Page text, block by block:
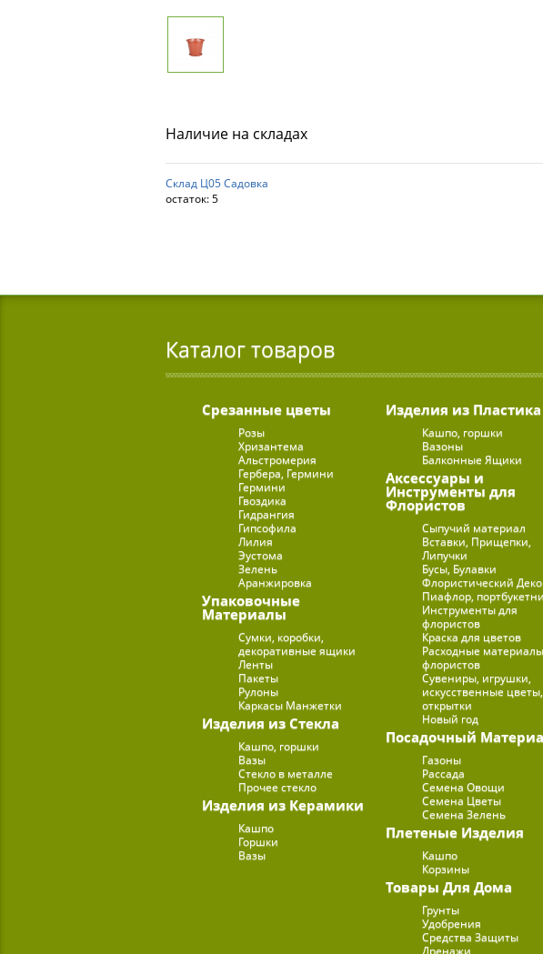
Наличие на складах
Склад Ц05 Садовка
остаток:5
Каталог товаров
Срезанные цветы
Розы
Хризантема
Альстромерия
Гербера, Гермини
Гермини
Гвоздика
Гидрангия
Гипсофила
Лилия
Эустома
Зелень
Аранжировка
Упаковочные
Материалы
Сумки, коробки,
декоративные ящики
Ленты
Пакеты
Рулоны
Каркасы Манжетки
Изделия из Стекла
Кашпо, горшки
Вазы
Стекло в металле
Прочее стекло
Изделия из Керамики
Кашпо
Горшки
Вазы
Изделия из Пластика
Кашпо, горшки
Вазоны
Балконные Ящики
Аксессуары и
Инструменты для
Флористов
Сыпучий материал
Вставки, Прищепки,
Липучки
Бусы, Булавки
Флористический
Пиафлор,
Инструменты для
флористов
Краска для цветов
Расходные
флористов
Сувениры, игрушки,
искусственные цветы,
открытки
Новый год
Посадочный
Газоны
Рассада
Семена Овощи
Семена Цветы
Семена Зелень
Плетеные Изделия
Кашпо
Корзины
Товары Для Дома
Грунты
Удобрения
Средства Защиты
Дренажи